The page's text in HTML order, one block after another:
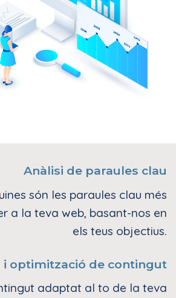
Anàlisi de paraules clau
són les paraules clau més
a la teva web, basant-nos en
els teus objectius.
i optimització de contingut
adaptat al to de la teva